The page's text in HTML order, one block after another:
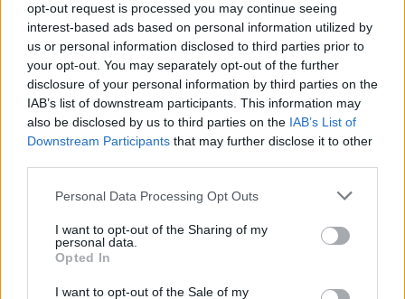
opt-out request is processed you may continue seeing
interest-based ads based on personal information utilized by
us or personal information disclosed to third parties prior to
your opt-out. You may separately opt-out of the further
disclosure of your personal information by third parties on the
IAB’s list of downstream participants. This information may
also be disclosed by us to third parties on the IAB’s List of
Downstream Participants that may further disclose it to other
Please note that this website/app uses one or more Google
not limited to your visit or usage behaviour. You may click to
grant or deny consent to Google and its third-party tags to
use your data for below specified purposes in below Google
consent section.
Personal Data Processing Opt Outs
I want to opt-out of the Sharing of my
personal data.
Opted In
I want to opt-out of the Sale of my